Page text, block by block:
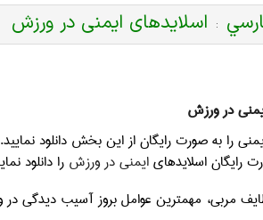
: اسلایدهای ایمنی در ورزش
در ورزش
را به صورت رایگان از این بخش دانلود
رایگان اسلایدهایایمنی در ورزش را دانلود
مربی، مهمترین عوامل بروز آسیب دیدگی